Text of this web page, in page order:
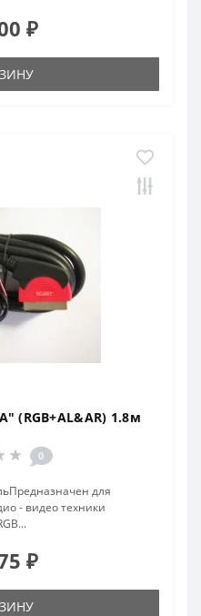
₽
(RGB+AL&AR) 1.8м
0
для
- видео техники
₽